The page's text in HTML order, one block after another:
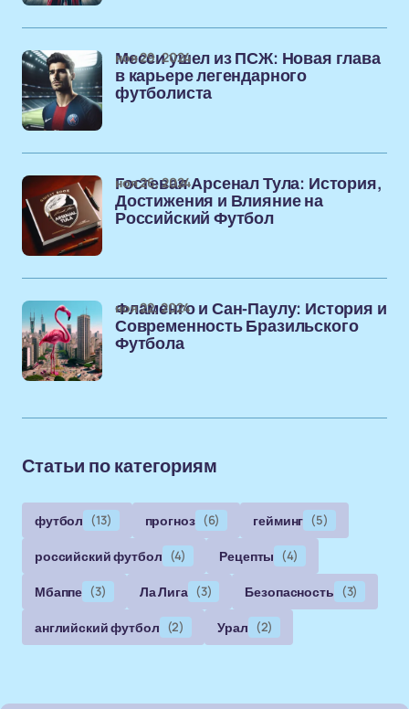
Месси ушел из ПСЖ: Новая глава
в карьере легендарного
футболиста
ноя 29, 2024
Гостевая Арсенал Тула: История,
Достижения и Влияние на
Российский Футбол
ноя 26, 2024
Фламенго и Сан-Паулу: История и
Современность Бразильского
Футбола
ноя 22, 2024
Статьи по категориям
футбол (13) прогноз (6) гейминг (5)
российский футбол (4) Рецепты (4)
Мбаппе (3) Ла Лига (3) Безопасность (3)
английский футбол (2) Урал (2)